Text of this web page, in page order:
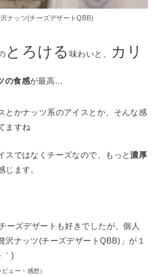
ナッツ(チーズデザートQBB)
とろける 味わいと、
カリ
の食感が最高…
とかナッツ系のアイスとか、そんな感
ますね
スではなくチーズなので、もっと濃厚
じます。
ーズデザートも好きでしたが、個人
沢ナッツ(チーズデザートQBB)」が１
｀)
ュー・感想）